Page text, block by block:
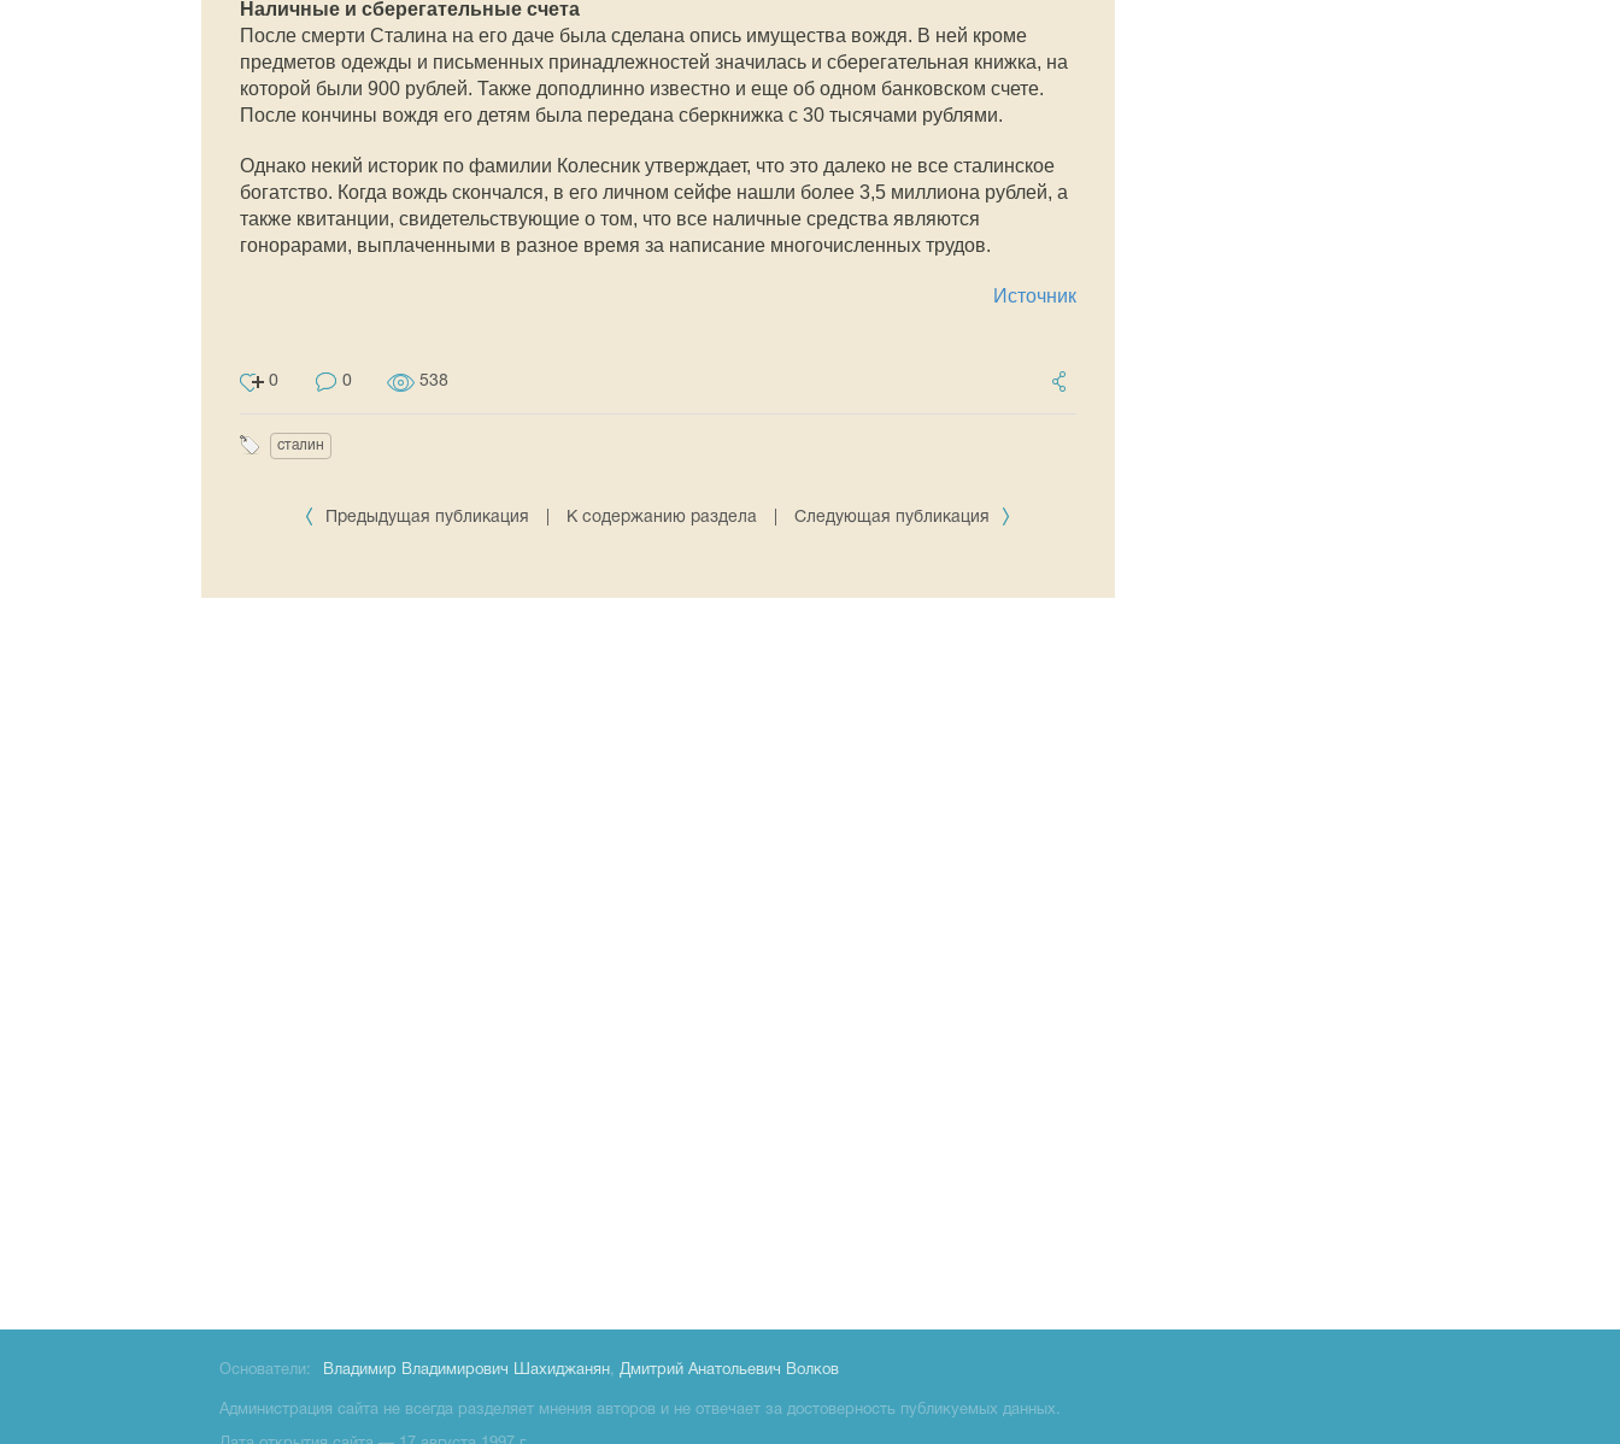
Наличные и сберегательные счета
После смерти Сталина на его даче была сделана опись имущества вождя. В ней кроме
предметов одежды и письменных принадлежностей значилась и сберегательная книжка, на
которой были 900 рублей. Также доподлинно известно и еще об одном банковском счете.
После кончины вождя его детям была передана сберкнижка с 30 тысячами рублями.
Однако некий историк по фамилии Колесник утверждает, что это далеко не все сталинское
богатство. Когда вождь скончался, в его личном сейфе нашли более 3,5 миллиона рублей, а
также квитанции, свидетельствующие о том, что все наличные средства являются
гонорарами, выплаченными в разное время за написание многочисленных трудов.
Источник
0 0 538
сталин
Предыдущая публикация К содержанию раздела Следующая публикация
Основатели: Владимир Владимирович Шахиджанян, Дмитрий Анатольевич Волков
Администрация сайта не всегда разделяет мнения авторов и не отвечает за достоверность публикуемых данных.